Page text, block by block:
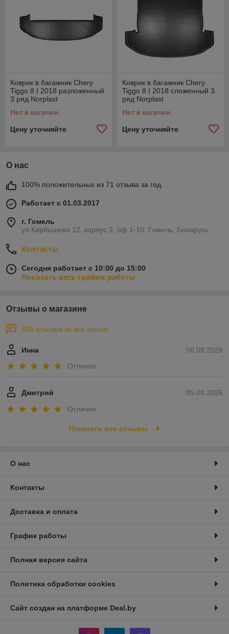
Коврик в багажник Chery
Tiggo 8 I 2018 разложенный
3 ряд Norplast
Нет в наличии
Цену уточняйте
Коврик в багажник Chery
Tiggo 8 I 2018 сложенный 3
ряд Norplast
Нет в наличии
Цену уточняйте
О нас
100% положительных из 71 отзыва за год
Работает с 01.03.2017
г. Гомель
ул Карбышева 12, корпус 2, оф.1-10, Гомель, Беларусь
Контакты
Сегодня работает с 10:00 до 15:00
Показать весь график работы
Отзывы о магазине
585 отзывов за всё время
06.08.2026
Инна
Отлично
05.08.2026
Дмитрий
Отлично
Показать все отзывы
О нас
Контакты
Доставка и оплата
График работы
Полная версия сайта
Политика обработки cookies
Сайт создан на платформе Deal.by